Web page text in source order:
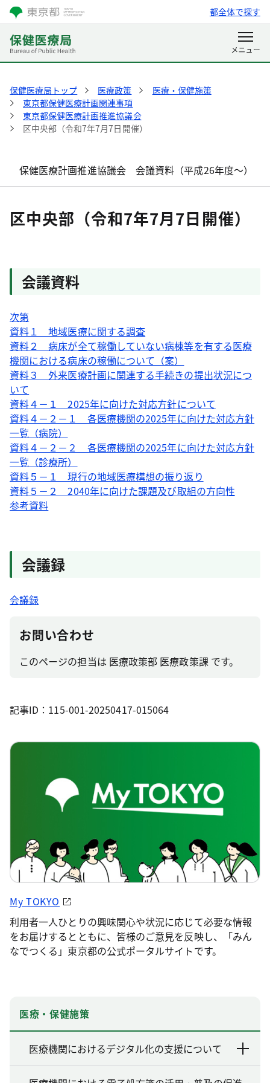
都全体で探す
保健医療局トップ 医療政策
医療・保健施策
東京都保健医療計画関連事項
東京都保健医療計画推進協議会
区中央部（令和7年7月7日開催）
保健医療計画推進協議会 会議資料（平成26年度～）
区中央部（令和7年7月7日開催）
会議資料
次第
資料１ 地域医療に関する調査
資料２ 病床が全て稼働していない病棟等を有する医療
機関における病床の稼働について（案）
資料３ 外来医療計画に関連する手続きの提出状況につ
いて
資料４－１ 2025年に向けた対応方針について
資料４－２－１ 各医療機関の2025年に向けた対応方針
一覧（病院）
資料４－２－２ 各医療機関の2025年に向けた対応方針
一覧（診療所）
資料５－１ 現行の地域医療構想の振り返り
資料５－２ 2040年に向けた課題及び取組の方向性
参考資料
会議録
会議録
お問い合わせ
このページの担当は 医療政策部 医療政策課 です。
記事ID：115-001-20250417-015064
My TOKYO
利用者一人ひとりの興味関心や状況に応じて必要な情報
をお届けするとともに、皆様のご意見を反映し、「みん
なでつくる」東京都の公式ポータルサイトです。
医療・保健施策
医療機関におけるデジタル化の支援について